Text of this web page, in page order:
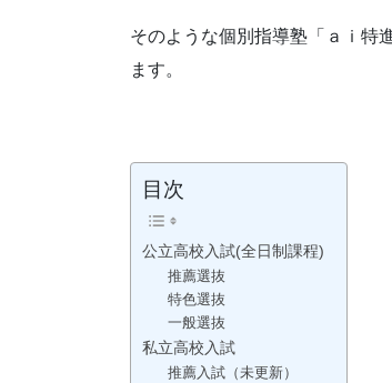
そのような個別指導塾「ａｉ特
ます。
目次
公立高校入試(全日制課程)
推薦選抜
特色選抜
一般選抜
私立高校入試
推薦入試（未更新）